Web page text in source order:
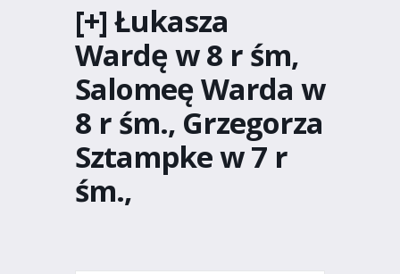
[+] Łukasza
Wardę w 8 r śm,
Salomeę Warda w
8 r śm., Grzegorza
Sztampke w 7 r
śm.,